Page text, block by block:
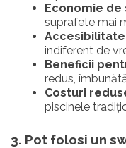
Economie de
suprafete mai
indiferent de
Beneficii
redus,
Costuri
piscinele
3. Pot folosi un